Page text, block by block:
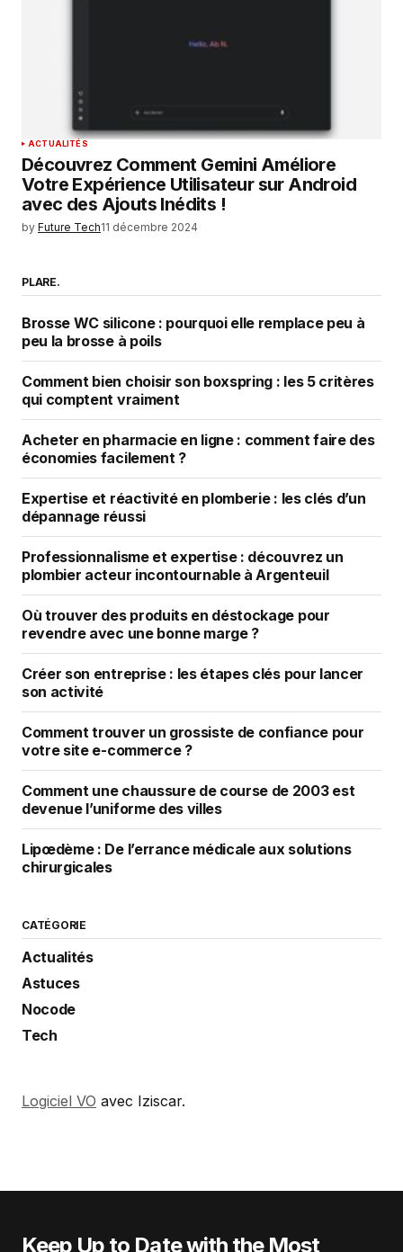
ACTUALITÉS
Découvrez Comment Gemini Améliore
Votre Expérience Utilisateur sur Android
avec des Ajouts Inédits !
by Future Tech11 décembre 2024
PLARE.
Brosse WC silicone : pourquoi elle remplace peu à
peu la brosse à poils
Comment bien choisir son boxspring : les 5 critères
qui comptent vraiment
Acheter en pharmacie en ligne : comment faire des
économies facilement ?
Expertise et réactivité en plomberie : les clés d’un
dépannage réussi
Professionnalisme et expertise : découvrez un
plombier acteur incontournable à Argenteuil
Où trouver des produits en déstockage pour
revendre avec une bonne marge ?
Créer son entreprise : les étapes clés pour lancer
son activité
Comment trouver un grossiste de confiance pour
votre site e-commerce ?
Comment une chaussure de course de 2003 est
devenue l’uniforme des villes
Lipœdème : De l’errance médicale aux solutions
chirurgicales
CATÉGORIE
Actualités
Astuces
Nocode
Tech
Logiciel VO avec Iziscar.
Keep Up to Date with the Most